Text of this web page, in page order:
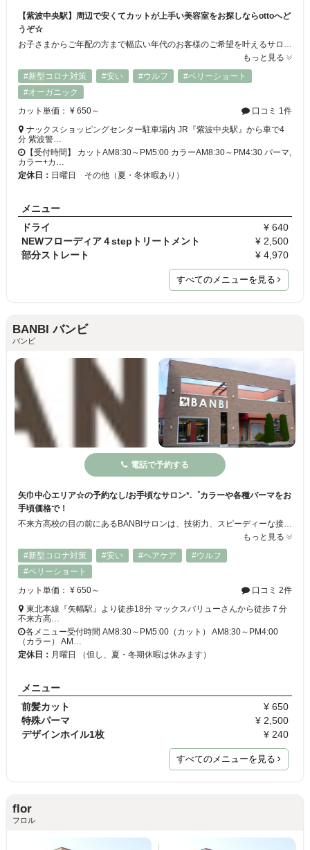
【紫波中央駅】周辺で安くてカットが上手い美容室をお探しならottoへど
うぞ☆
もっと見る
#新型コロナ対策
#安い #ウルフ
#ベリーショート
#オーガニック
カット単価： ¥ 650～
口コミ 1件
ナックスショッピングセンター駐車場内 JR『紫波中央駅』から車で4
分 紫波警…
【受付時間】 カットAM8:30～PM5:00 カラーAM8:30～PM4:30 パーマ,
カラー+カ…
定休日： 日曜日 その他（夏・冬休暇あり）
メニュー
ドライ
¥ 640
NEWフローディア４stepトリートメント
¥ 2,500
部分ストレート
¥ 4,970
すべてのメニューを見る
BANBI バンビ
バンビ
電話で予約する
矢巾中心エリア☆の予約なし/お手頃なサロン*.゜カラーや各種パーマをお
手頃価格で！
不来方高校の目の前にあるBANBIサロンは、技術力、スピーディーな接客が人気の美容室☆リーズナブルで納得のいく仕上がりになると評判です♪髪や頭皮に関するお悩み・ご要望があれば、どんなに些細なことでも遠慮なくお聞かせください！ご期待に応えます◎何度でも通いやすい場所にしたいので、カットもカラーも全部お得な価格設定です！初回価格はないので、いつでもずっとこのお値段♪ぜひ一度お試しください★
もっと見る
#新型コロナ対策
#安い #ヘアケア
#ウルフ
#ベリーショート
カット単価： ¥ 650～
口コミ 2件
東北本線『矢幅駅』より徒歩18分 マックスバリューさんから徒歩７分
不来方高…
各メニュー受付時間 AM8:30～PM5:00（カット） AM8:30～PM4:00
（カラー） AM…
定休日： 月曜日 （但し、夏・冬期休暇は休みます）
メニュー
前髪カット
¥ 650
特殊パーマ
¥ 2,500
デザインホイル1枚
¥ 240
すべてのメニューを見る
flor
フロル